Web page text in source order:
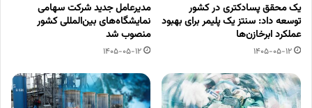
یک محقق پسادکتری در کشور
توسعه داد: سنتز یک پلیمر برای بهبود
عملکرد ابرخازن‌ها
1405-05-12
مدیرعامل جدید شرکت سهامی
نمایشگاه‌های بین‌المللی کشور
منصوب شد
1405-05-12